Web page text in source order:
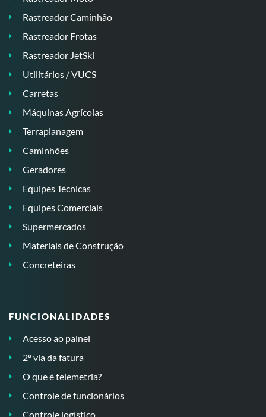
Rastreador Caminhão
Rastreador Frotas
Rastreador JetSki
Utilitários / VUCS
Carretas
Máquinas Agrícolas
Terraplanagem
Caminhões
Geradores
Equipes Técnicas
Equipes Comerciais
Supermercados
Materiais de Construção
Concreteiras
FUNCIONALIDADES
Acesso ao painel
2º via da fatura
O que é telemetria?
Controle de funcionários
Controle logístico